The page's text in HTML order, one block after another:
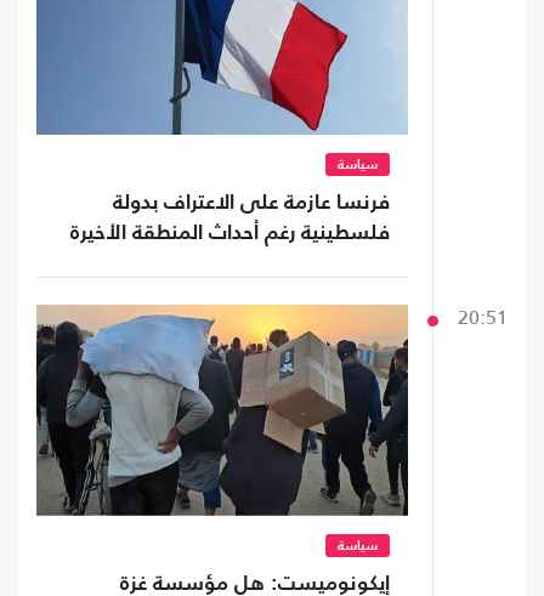
سياسة
فرنسا عازمة على الاعتراف بدولة
فلسطينية رغم أحداث المنطقة الأخيرة
20:51
سياسة
إيكونوميست: هل مؤسسة غزة